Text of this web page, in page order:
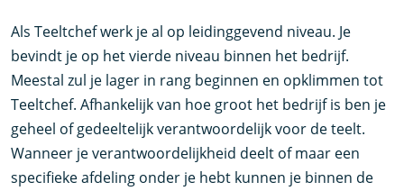
Als Teeltchef werk je al op leidinggevend niveau. Je
bevindt je op het vierde niveau binnen het bedrijf.
Meestal zul je lager in rang beginnen en opklimmen tot
Teeltchef. Afhankelijk van hoe groot het bedrijf is ben je
geheel of gedeeltelijk verantwoordelijk voor de teelt.
Wanneer je verantwoordelijkheid deelt of maar een
specifieke afdeling onder je hebt kunnen je binnen de